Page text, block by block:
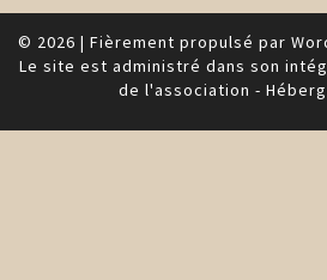
© 2026 | Fièrement propulsé par
Le site est administré dans son
de l'association -